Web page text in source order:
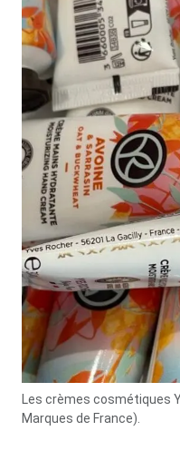
Les crèmes cosmétiques
Marques de France).